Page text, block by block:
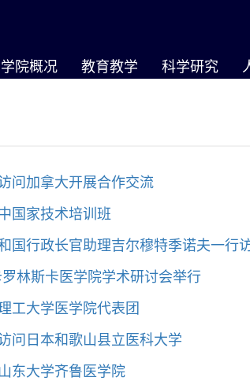
学院概况 教育教学 科学研究
问加拿大开展合作交流
国家技术培训班
国行政长官助理吉尔穆特季诺夫一行
林斯卡医学院学术研讨会举行
工大学医学院代表团
问日本和歌山县立医科大学
东大学齐鲁医学院